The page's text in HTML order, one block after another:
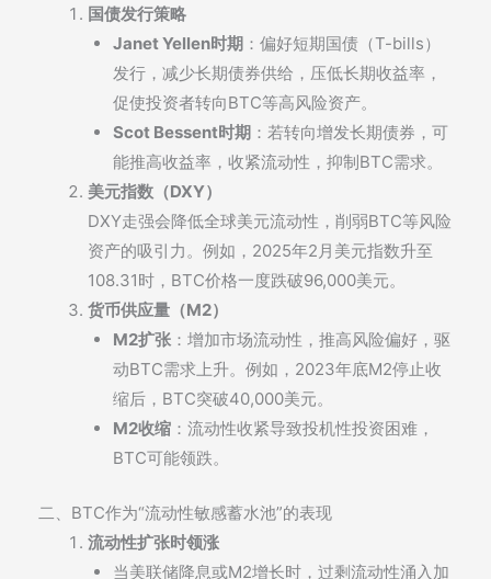
国债发行策略
Janet Yellen时期：偏好短期国债（T-bills）
发行，减少长期债券供给，压低长期收益率，
促使投资者转向BTC等高风险资产。
Scot Bessent时期：若转向增发长期债券，可
能推高收益率，收紧流动性，抑制BTC需求。
美元指数（DXY）
DXY走强会降低全球美元流动性，削弱BTC等风险
资产的吸引力。例如，2025年2月美元指数升至
108.31时，BTC价格一度跌破96,000美元。
货币供应量（M2）
M2扩张：增加市场流动性，推高风险偏好，驱
动BTC需求上升。例如，2023年底M2停止收
缩后，BTC突破40,000美元。
M2收缩：流动性收紧导致投机性投资困难，
BTC可能领跌。
二、BTC作为“流动性敏感蓄水池”的表现
流动性扩张时领涨
当美联储降息或M2增长时，过剩流动性涌入加